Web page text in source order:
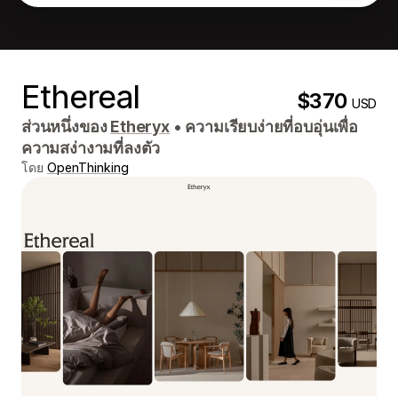
Ethereal $370USD
ส่วนหนึ่งของEtheryx • ความเรียบง่ายที่อบอุ่นเพื่อ
ความสง่างามที่ลงตัว
โดย OpenThinking